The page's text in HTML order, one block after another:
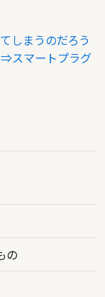
しまうのだろう
スマートプラグ
の